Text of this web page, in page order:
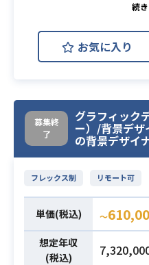
業務内容
【業務内
適正に合
当いただ
・Maya
・ワーク
・監修、
・ポート
（2年以上
お気に入り
募集終
了
グラフィック
ー）/背景デ
の背景デザイ
フレックス制 リモート可
単価(税込) 〜
想定年収
(税込)